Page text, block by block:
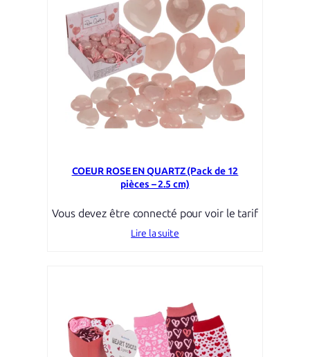
COEUR ROSE EN QUARTZ (Pack de 12
pièces – 2.5 cm)
Vous devez être connecté pour voir le tarif
Lire la suite